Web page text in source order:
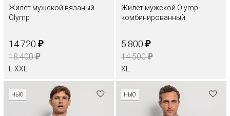
Жилет мужской вязаный
Olymp
14.720 ₽
18.400₽
XXL
Жилет мужской Olymp
комбинированный
5.800 ₽
14.500₽
XL
НЬЮ НЬЮ